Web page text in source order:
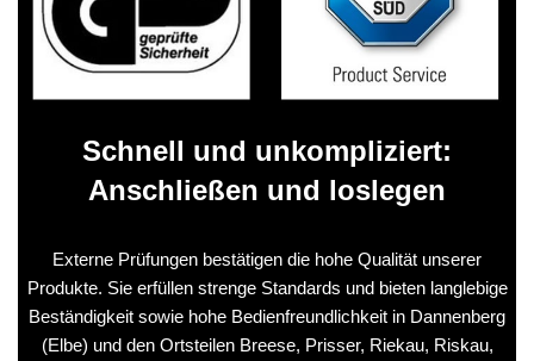
Schnell und unkompliziert:
Anschließen und loslegen
Externe Prüfungen bestätigen die hohe Qualität unserer
Produkte. Sie erfüllen strenge Standards und bieten langlebige
Beständigkeit sowie hohe Bedienfreundlichkeit in Dannenberg
(Elbe) und den Ortsteilen Breese, Prisser, Riekau, Riskau,